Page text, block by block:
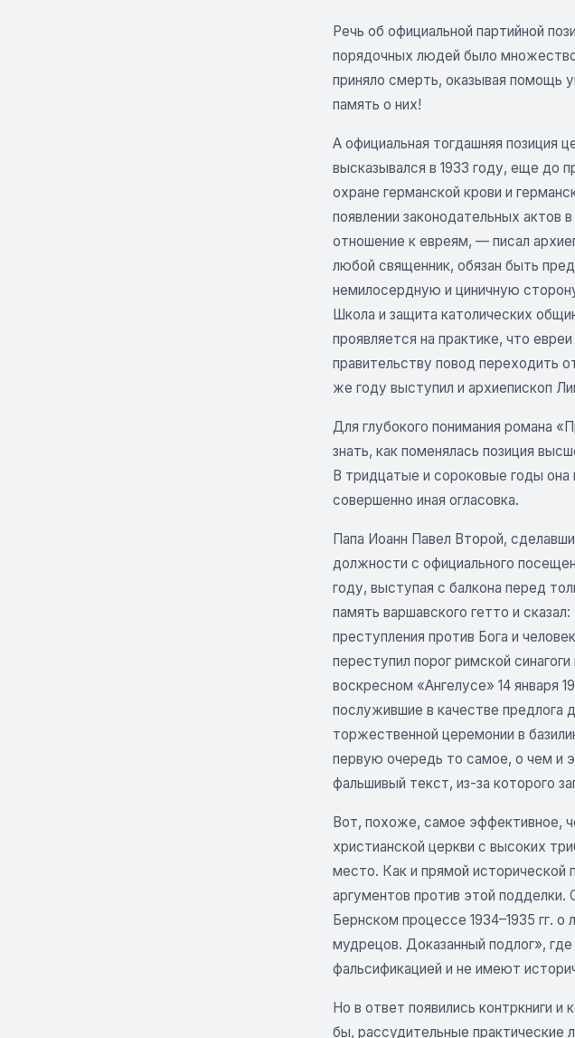
Речь об официальной партийной
порядочных людей было
приняло смерть, оказывая помощь
память о них!
А официальная тогдашняя позиция
высказывался в 1933 году, еще до
охране германской крови и
появлении законодательных
отношение к евреям, — писал
любой священник, обязан быть
немилосердную и циничную
Школа и защита католических
проявляется на практике, что
правительству повод переходить
же году выступил и архиепископ
Для глубокого понимания романа
знать, как поменялась позиция
В тридцатые и сороковые годы она
совершенно иная огласовка.
Папа Иоанн Павел Второй,
должности с официального
году, выступая с балкона перед
память варшавского гетто и
преступления против Бога и
переступил порог римской
воскресном «Ангелусе» 14 января
послужившие в качестве предлога
торжественной церемонии в
первую очередь то самое, о чем и
фальшивый текст, из-за которого
Вот, похоже, самое эффективное,
христианской церкви с высоких
место. Как и прямой исторической
аргументов против этой подделки.
Бернском процессе 1934–1935 гг.
мудрецов. Доказанный подлог»,
фальсификацией и не имеют
Но в ответ появились контркниги
бы, рассудительные практические